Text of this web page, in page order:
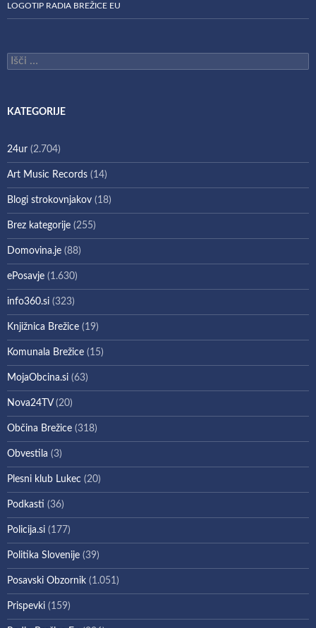
LOGOTIP RADIA BREŽICE EU
Išči:
KATEGORIJE
24ur (2.704)
Art Music Records (14)
Blogi strokovnjakov (18)
Brez kategorije (255)
Domovina.je (88)
ePosavje (1.630)
info360.si (323)
Knjižnica Brežice (19)
Komunala Brežice (15)
MojaObcina.si (63)
Nova24TV(20)
Občina Brežice (318)
Obvestila (3)
Plesni klub Lukec (20)
Podkasti (36)
Policija.si (177)
Politika Slovenije (39)
Posavski Obzornik (1.051)
Prispevki (159)